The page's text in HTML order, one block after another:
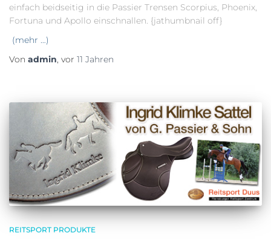
einfach beidseitig in die Passier Trensen Scorpius, Phoenix,
Fortuna und Apollo einschnallen. {jathumbnail off}
(mehr …)
Von admin, vor 11 Jahren
REITSPORT PRODUKTE